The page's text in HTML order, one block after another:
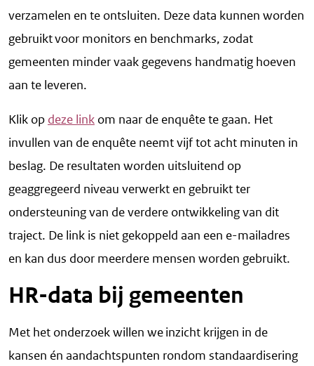
verzamelen en te ontsluiten. Deze data kunnen worden
gebruikt voor monitors en benchmarks, zodat
gemeenten minder vaak gegevens handmatig hoeven
aan te leveren.
Klik op deze link om naar de enquête te gaan. Het
invullen van de enquête neemt vijf tot acht minuten in
beslag. De resultaten worden uitsluitend op
geaggregeerd niveau verwerkt en gebruikt ter
ondersteuning van de verdere ontwikkeling van dit
traject. De link is niet gekoppeld aan een e-mailadres
en kan dus door meerdere mensen worden gebruikt.
HR-data bij gemeenten
Met het onderzoek willen we inzicht krijgen in de
kansen én aandachtspunten rondom standaardisering